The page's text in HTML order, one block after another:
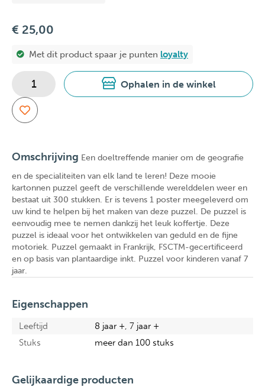
€ 25,00
Met dit product spaar je punten loyalty
Ophalen in de winkel
Omschrijving Een doeltreffende manier om de geografie
en de specialiteiten van elk land te leren! Deze mooie
kartonnen puzzel geeft de verschillende werelddelen weer en
bestaat uit 300 stukken. Er is tevens 1 poster meegeleverd om
uw kind te helpen bij het maken van deze puzzel. De puzzel is
eenvoudig mee te nemen dankzij het leuk koffertje. Deze
puzzel is ideaal voor het ontwikkelen van geduld en de fijne
motoriek. Puzzel gemaakt in Frankrijk, FSCTM-gecertificeerd
en op basis van plantaardige inkt. Puzzel voor kinderen vanaf 7
jaar.
Eigenschappen
Leeftijd
8 jaar +, 7 jaar +
Stuks
meer dan 100 stuks
Gelijkaardige producten